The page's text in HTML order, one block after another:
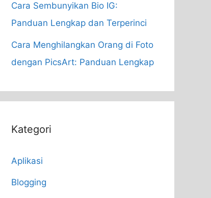
Cara Sembunyikan Bio IG:
Panduan Lengkap dan Terperinci
Cara Menghilangkan Orang di Foto
dengan PicsArt: Panduan Lengkap
Kategori
Aplikasi
Blogging